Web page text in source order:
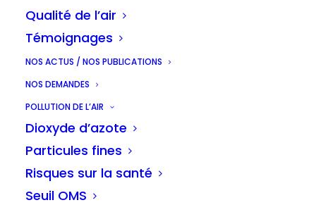
Qualité de l’air
Témoignages
NOS ACTUS / NOS PUBLICATIONS
NOS DEMANDES
POLLUTION DE L’AIR
Dioxyde d’azote
Particules fines
Risques sur la santé
Seuil OMS